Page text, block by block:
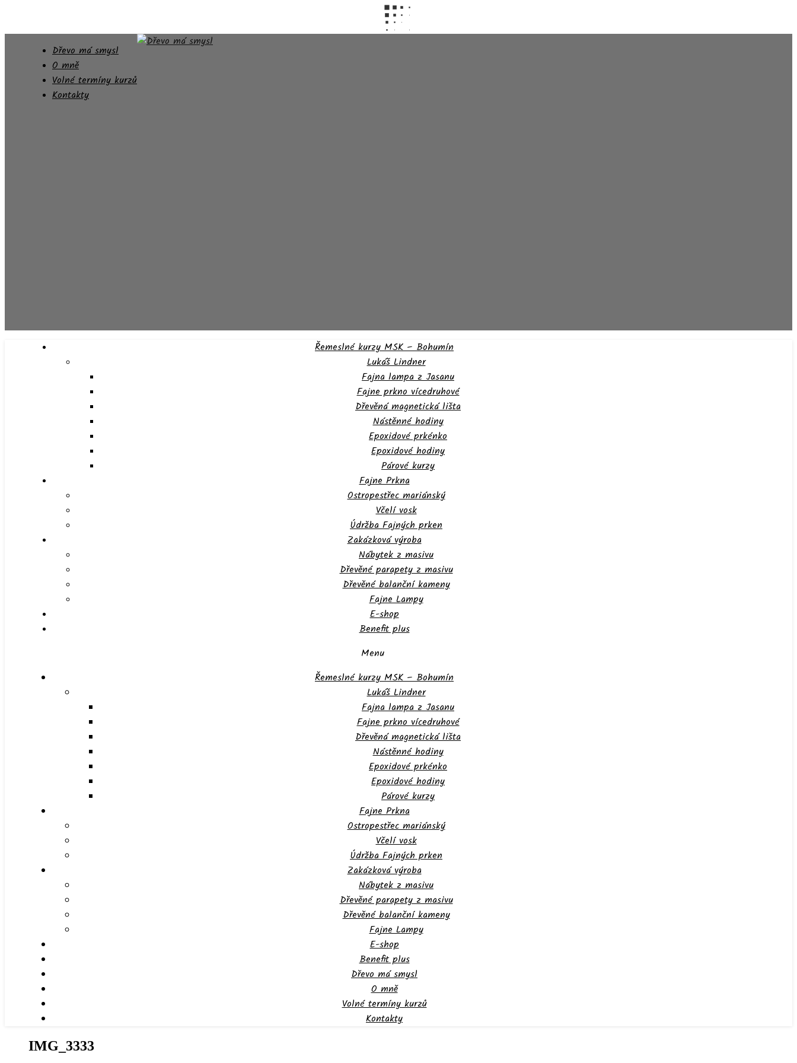
Dřevo má smysl
O mně
Volné termíny kurzů
Kontakty
Řemeslné kurzy MSK – Bohumín
Lukáš Lindner
Fajna lampa z Jasanu
Fajne prkno vícedruhové
Dřevěná magnetická lišta
Nástěnné hodiny
Epoxidové prkénko
Epoxidové hodiny
Párové kurzy
Fajne Prkna
Ostropestřec mariánský
Včelí vosk
Údržba Fajných prken
Zakázková výroba
Nábytek z masivu
Dřevěné parapety z masivu
Dřevěné balanční kameny
Fajne Lampy
E-shop
Benefit plus
Menu
Řemeslné kurzy MSK – Bohumín
Lukáš Lindner
Fajna lampa z Jasanu
Fajne prkno vícedruhové
Dřevěná magnetická lišta
Nástěnné hodiny
Epoxidové prkénko
Epoxidové hodiny
Párové kurzy
Fajne Prkna
Ostropestřec mariánský
Včelí vosk
Údržba Fajných prken
Zakázková výroba
Nábytek z masivu
Dřevěné parapety z masivu
Dřevěné balanční kameny
Fajne Lampy
E-shop
Benefit plus
Dřevo má smysl
O mně
Volné termíny kurzů
Kontakty
IMG_3333